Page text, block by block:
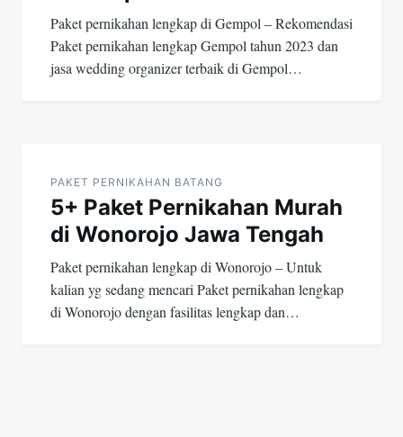
Paket pernikahan lengkap di Gempol – Rekomendasi
Paket pernikahan lengkap Gempol tahun 2023 dan
jasa wedding organizer terbaik di Gempol…
PAKET PERNIKAHAN BATANG
5+ Paket Pernikahan Murah
di Wonorojo Jawa Tengah
Paket pernikahan lengkap di Wonorojo – Untuk
kalian yg sedang mencari Paket pernikahan lengkap
di Wonorojo dengan fasilitas lengkap dan…